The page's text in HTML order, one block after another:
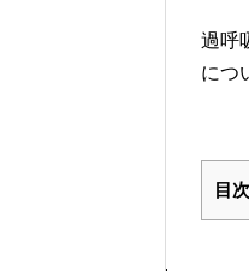
過呼
につ
目次